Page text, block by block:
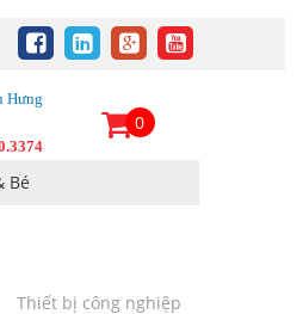
Hưng
0
Bé
Thiết bị công nghiệp